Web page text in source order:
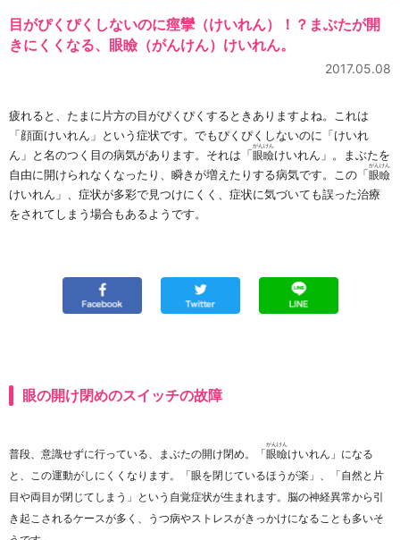
目がぴくぴくしないのに痙攣（けいれん）！？まぶたが開
きにくくなる、眼瞼（がんけん）けいれん。
2017.05.08
疲れると、たまに片方の目がぴくぴくするときありますよね。これは
「顔面けいれん」という症状です。でもぴくぴくしないのに「けいれ
ん」と名のつく目の病気があります。それは「眼
がん
瞼
けん
けいれん」。まぶたを
自由に開けられなくなったり、瞬きが増えたりする病気です。この「眼
がん
瞼
けん
けいれん」、症状が多彩で見つけにくく、症状に気づいても誤った治療
をされてしまう場合もあるようです。
眼の開け閉めのスイッチの故障
普段、意識せずに行っている、まぶたの開け閉め。「眼
がん
瞼
けん
けいれん」になる
と、この運動がしにくくなります。「眼を閉じているほうが楽」、「自然と片
目や両目が閉じてしまう」という自覚症状が生まれます。脳の神経異常から引
き起こされるケースが多く、うつ病やストレスがきっかけになることも多いそ